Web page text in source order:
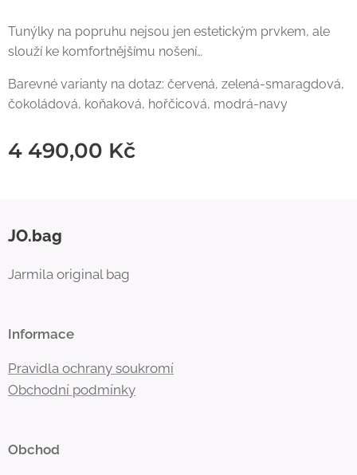
Tunýlky na popruhu nejsou jen estetickým prvkem, ale
slouží ke komfortnějšímu nošení…
Barevné varianty na dotaz: červená, zelená-smaragdová,
čokoládová, koňaková, hořčicová, modrá-navy
4 490,00 Kč
JO.bag
Jarmila original bag
Informace
Pravidla ochrany soukromí
Obchodní podmínky
Obchod